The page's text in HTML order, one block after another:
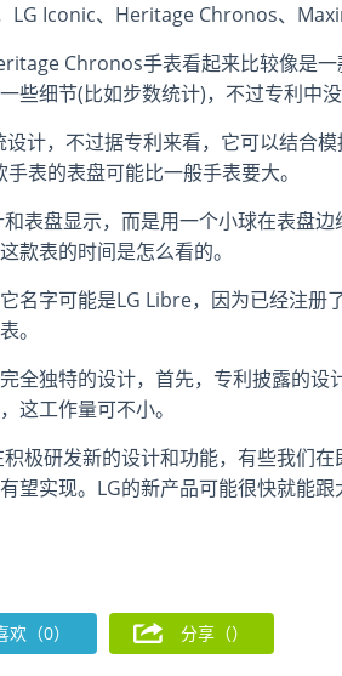
LG Iconic、Heritage Chronos、
Chronos手表看起来比较像是
些细节(比如步数统计)，不过专利中
计，不过据专利来看，它可以结合
表的表盘可能比一般手表要大。
表盘显示，而是用一个小球在表盘
款表的时间是怎么看的。
名字可能是LG Libre，因为已经注册
。
全独特的设计，首先，专利披露的设
这工作量可不小。
极研发新的设计和功能，有些我们
望实现。LG的新产品可能很快就能
欢（0） 分享（）